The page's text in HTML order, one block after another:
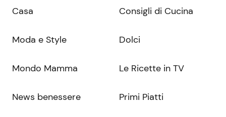
Casa
Moda e Style
Mondo Mamma
News benessere
Consigli di Cucina
Dolci
Le Ricette in TV
Primi Piatti